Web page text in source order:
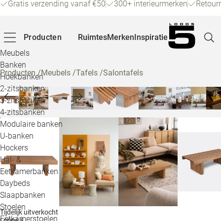
Gratis verzending vanaf €50 300+ interieurmerken
Producten
Meubels
Banken
Hoekbanken
2-zitsbanken
3-zitsbanken
4-zitsbanken
Modulaire banken
U-banken
Hockers
Hal- &
Eetkamerbanken
Daybeds
Slaapbanken
Stoelen
Eetkamerstoelen
RuimtesMerkenInspiratie
Producten/Meubels /Tafels /Salontafels
Tijdelijk uitverkocht